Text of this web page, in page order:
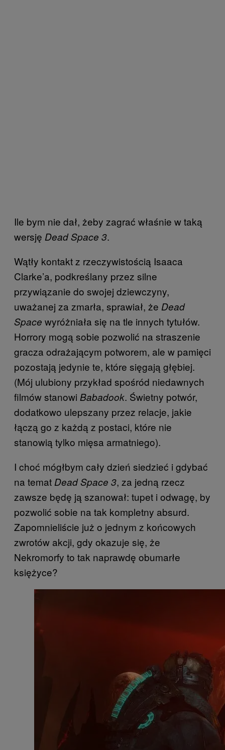
Ile bym nie dał, żeby zagrać właśnie w taką
wersję Dead Space 3.
Wątły kontakt z rzeczywistością Isaaca
Clarke’a, podkreślany przez silne
przywiązanie do swojej dziewczyny,
uważanej za zmarła, sprawiał, że Dead
Space wyróżniała się na tle innych tytułów.
Horrory mogą sobie pozwolić na straszenie
gracza odrażającym potworem, ale w pamięci
pozostają jedynie te, które sięgają głębiej.
(Mój ulubiony przykład spośród niedawnych
filmów stanowi Babadook. Świetny potwór,
dodatkowo ulepszany przez relacje, jakie
łączą go z każdą z postaci, które nie
stanowią tylko mięsa armatniego).
I choć mógłbym cały dzień siedzieć i gdybać
na temat Dead Space 3, za jedną rzecz
zawsze będę ją szanował: tupet i odwagę, by
pozwolić sobie na tak kompletny absurd.
Zapomnieliście już o jednym z końcowych
zwrotów akcji, gdy okazuje się, że
Nekromorfy to tak naprawdę obumarłe
księżyce?